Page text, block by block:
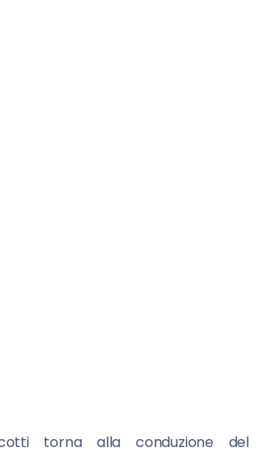
torna alla conduzione del